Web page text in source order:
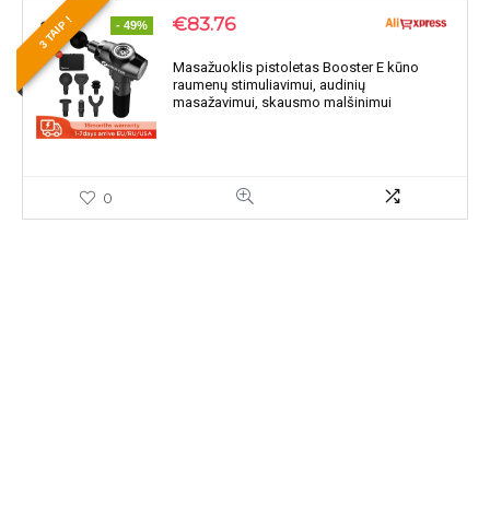
3 TAIP ! - 49% €83.76
Masažuoklis pistoletas Booster E kūno
raumenų stimuliavimui, audinių
masažavimui, skausmo malšinimui
0